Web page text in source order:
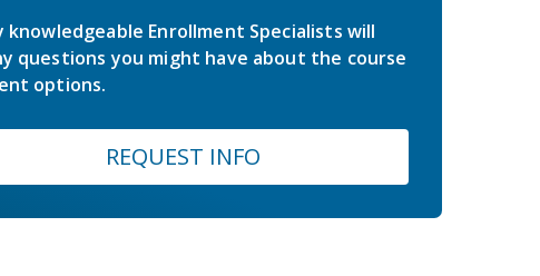
knowledgeable Enrollment Specialists will
questions you might have about the course
options.
REQUEST INFO